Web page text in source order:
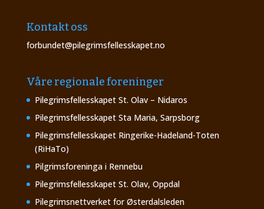
Kontakt oss
forbundet@pilegrimsfellesskapet.no
Våre regionale foreninger
Pilegrimsfellesskapet St. Olav – Nidaros
Pilegrimsfellesskapet Sta Maria, Sarpsborg
Pilegrimsfellesskapet Ringerike-Hadeland-Toten
(RiHaTo)
Pilgrimsforeninga i Rennebu
Pilegrimsfellesskapet St. Olav, Oppdal
Pilegrimsnettverket for Østerdalsleden